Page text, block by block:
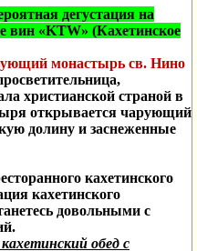
дегустация на
вин «KTW» (Кахетинское
монастырь св. Нино
христианской страной в
открывается чарующий
долину и заснеженные
кахетинского
кахетинского
довольными с
обед с